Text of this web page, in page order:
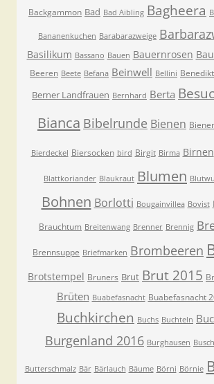
Backgammon Bad Bad Aibling Bagheera
Bananenkuchen Barabarazweige
Basilikum Bassano Bauen Bauernrosen
Beeren Beete Befana Beinwell Bellini Benedikt
Berner Landfrauen Bernhard Berta
Bianca Bibelrunde Bienen
Bierdeckel Biersocken bird Birgit Birma Birnen
Blattkoriander Blaukraut Blumen
Bohnen Borlotti Bougainvillea Bovist
Brauchtum Breitenwang Brenner Brennig
Brennsuppe Briefmarken Brombeeren
Brotstempel Bruners Brut Brut 2015
Brüten Buabefasnacht Buabefasnacht
Buchkirchen Buchs Buchteln
Burgenland 2016 Burghausen
Butterschmalz Bär Bärlauch Bäume Börni Börnie